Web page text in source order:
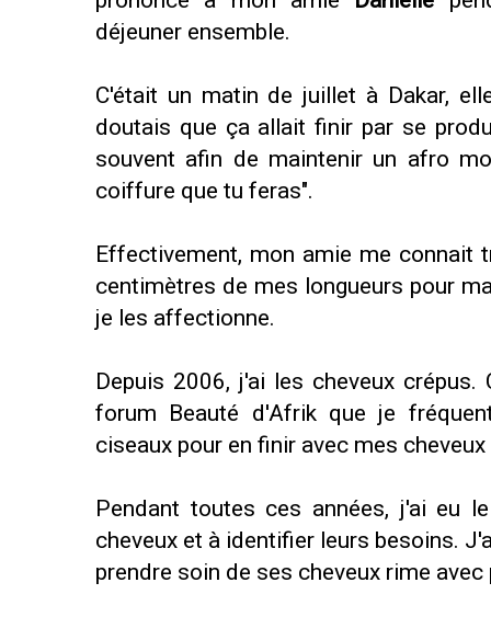
déjeuner ensemble.
C'était un matin de juillet à Dakar,
doutais que ça allait finir par se
souvent afin de maintenir un afro
coiffure que tu feras".
Effectivement, mon amie me connait
centimètres de mes longueurs pour
je les affectionne.
Depuis 2006, j'ai les cheveux
forum Beauté d'Afrik que je
ciseaux pour en finir avec mes
Pendant toutes ces années, j'ai eu
cheveux et à identifier leurs besoins.
prendre soin de ses cheveux rime